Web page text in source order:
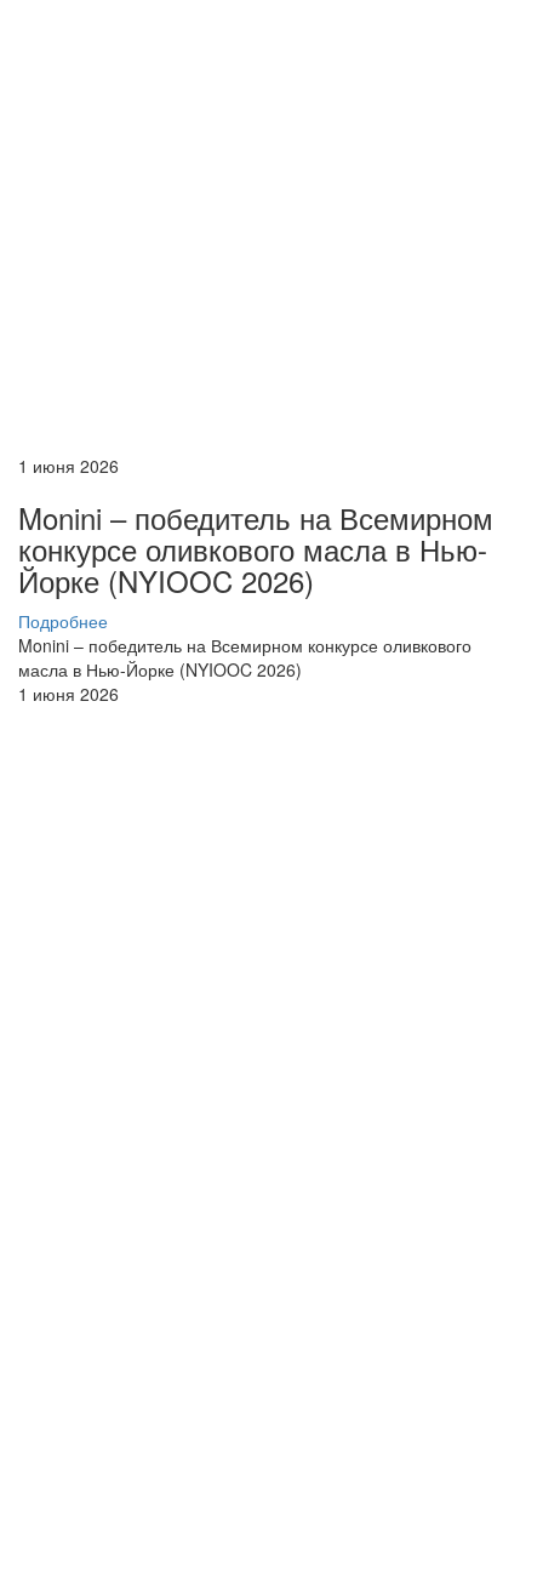
1 июня 2026
Monini – победитель на Всемирном
конкурсе оливкового масла в Нью-
Йорке (NYIOOC 2026)
Подробнее
Monini – победитель на Всемирном конкурсе оливкового
масла в Нью-Йорке (NYIOOC 2026)
1 июня 2026